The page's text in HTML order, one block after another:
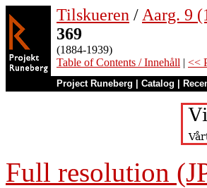
Tilskueren / Aarg. 9
369
(1884-1939)
Table of Contents / Innehåll | <<
Project Runeberg Catalog
Full resolution